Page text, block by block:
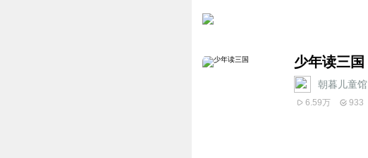
少年读三国
朝暮儿童馆
6.59万 933